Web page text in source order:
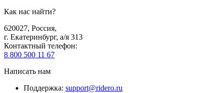
Как нас найти?
620027, Россия,
г. Екатеринбург, а/я 313
Контактный телефон:
8 800 500 11 67
Написать нам
Поддержка: support@ridero.ru